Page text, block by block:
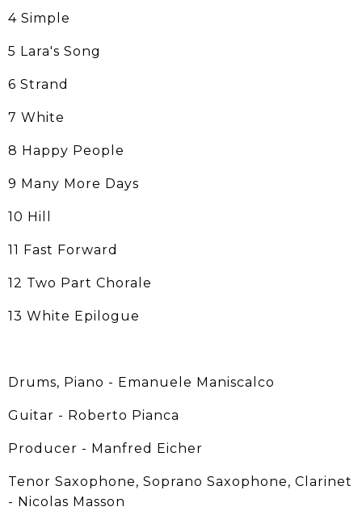
4 Simple
5 Lara's Song
6 Strand
7 White
8 Happy People
9 Many More Days
10 Hill
11 Fast Forward
12 Two Part Chorale
13 White Epilogue
Drums, Piano - Emanuele Maniscalco
Guitar - Roberto Pianca
Producer - Manfred Eicher
Tenor Saxophone, Soprano Saxophone, Clarinet
- Nicolas Masson